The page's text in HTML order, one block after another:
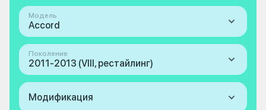
Модель
Accord
Поколение
2011-2013 (VIII, рестайлинг)
Модификация